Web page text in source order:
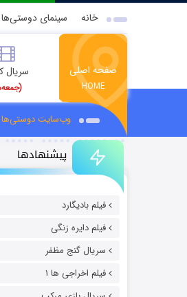
خانه سینمای دوستی‌ها
صفحه اصلی
HOME
سریال
وب‌سایت دوستی‌ها
پیشنهادها
فیلم بادیگارد
فیلم دایره زنگی
سریال گنج مظفر
فیلم اخراجی ها ۱